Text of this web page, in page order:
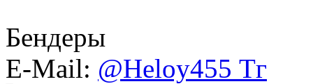
Бендеры
E-Mail: @Heloy455 Тг